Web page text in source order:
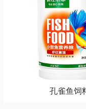
孔雀鱼饲